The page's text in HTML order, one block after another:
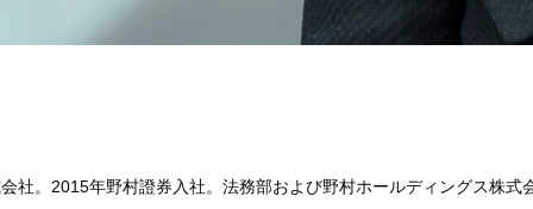
。2015年野村證券入社。法務部および野村ホールディングス株